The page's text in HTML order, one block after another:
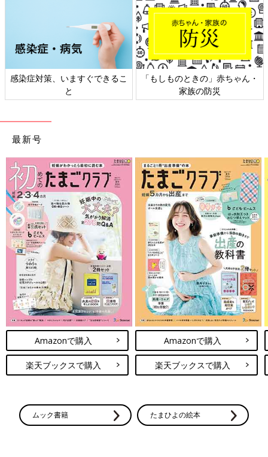
ゃん・
日本外来小児科学会リーフレッ
六星占術 細木かおりさ
最新号
Amazonで購入
楽天ブックスで購入
Amazonで購入
楽天ブックスで購入
ムック書籍 たまひよの絵本